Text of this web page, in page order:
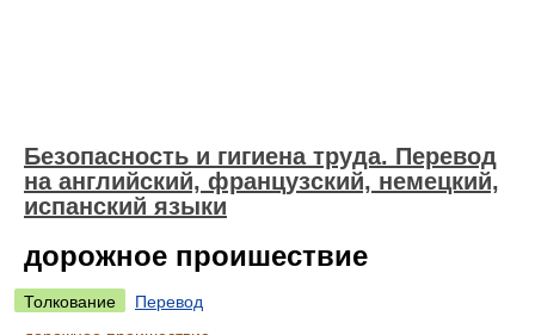
Безопасность и гигиена труда. Перевод
на английский, французский, немецкий,
испанский языки
дорожное проишествие
Толкование
Перевод